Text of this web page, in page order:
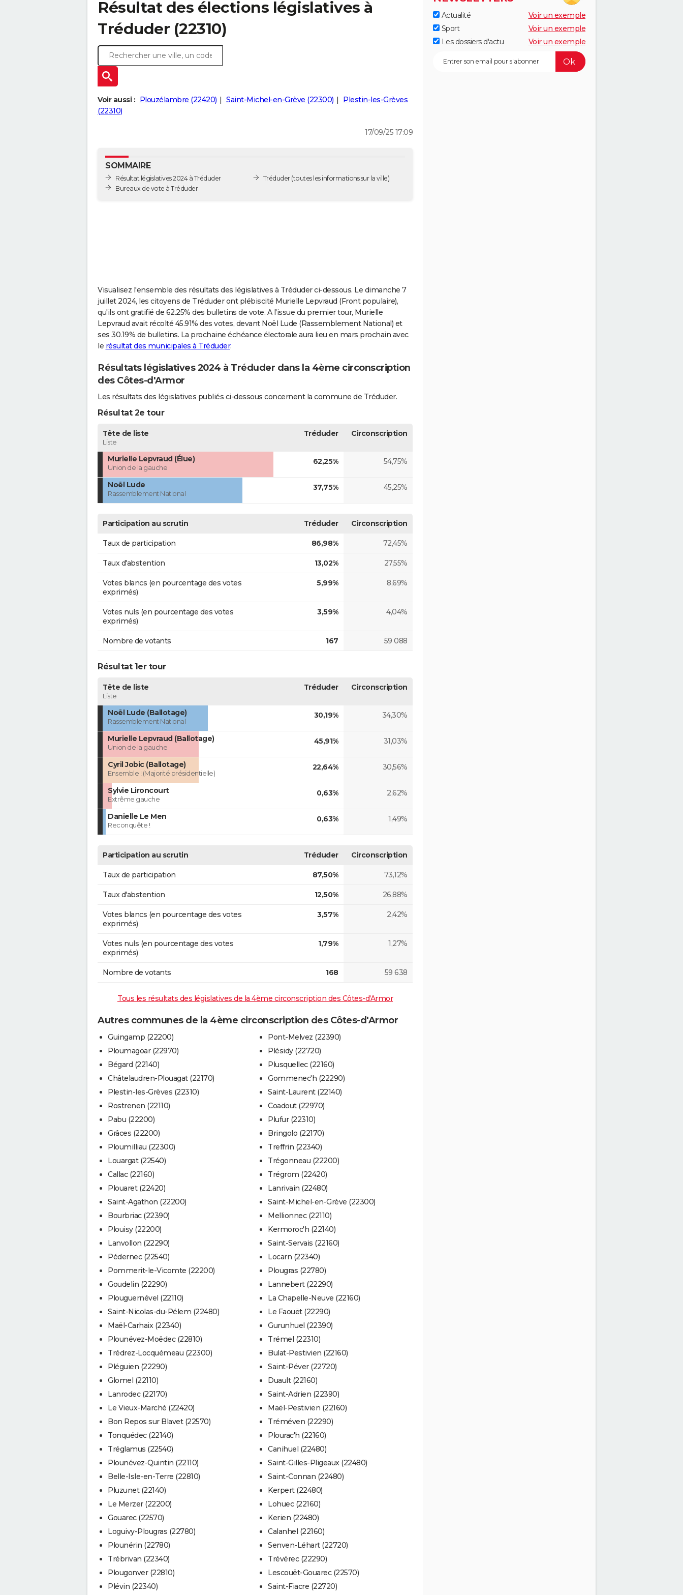
Résultat des élections législatives à
Tréduder (22310)
Voir aussi : Plouzélambre (22420) Saint-Michel-en-Grève (22300)
Plestin-les-Grèves
(22310)
17/09/25 17:09
SOMMAIRE
Résultat législatives 2024 à Tréduder
Bureaux de vote à Tréduder
Tréduder(toutes les informations sur la ville)
Visualisez l'ensemble des résultats des législatives à Tréduder ci-dessous. Le dimanche 7
juillet 2024, les citoyens de Tréduder ont plébiscité Murielle Lepvraud (Front populaire),
qu'ils ont gratifié de 62.25% des bulletins de vote. A l'issue du premier tour, Murielle
Lepvraud avait récolté 45.91% des votes, devant Noël Lude (Rassemblement National) et
ses 30.19% de bulletins. La prochaine échéance électorale aura lieu en mars prochain avec
le résultat des municipales à Tréduder.
Résultats législatives 2024 à Tréduder dans la 4ème circonscription
des Côtes-d'Armor
Les résultats des législatives publiés ci-dessous concernent la commune de Tréduder.
Résultat 2e tour
Tête de liste
Liste
Tréduder Circonscription
Murielle Lepvraud (Élue)
Union de la gauche
62,25% 54,75%
Noël Lude
Rassemblement National
37,75% 45,25%
Participation au scrutin Tréduder Circonscription
Taux de participation 86,98% 72,45%
Taux d'abstention 13,02% 27,55%
Votes blancs (en pourcentage des votes
exprimés)
5,99% 8,69%
Votes nuls (en pourcentage des votes
exprimés)
3,59% 4,04%
Nombre de votants 167 59 088
Résultat 1er tour
Tête de liste
Liste
Tréduder Circonscription
Noël Lude (Ballotage)
Rassemblement National
30,19% 34,30%
Murielle Lepvraud (Ballotage)
Union de la gauche
45,91% 31,03%
Cyril Jobic (Ballotage)
Ensemble ! (Majorité présidentielle)
22,64% 30,56%
Sylvie Lironcourt
Extrême gauche
0,63% 2,62%
Danielle Le Men
Reconquête !
0,63% 1,49%
Participation au scrutin Tréduder Circonscription
Taux de participation 87,50% 73,12%
Taux d'abstention 12,50% 26,88%
Votes blancs (en pourcentage des votes
exprimés)
3,57% 2,42%
Votes nuls (en pourcentage des votes
exprimés)
1,79% 1,27%
Nombre de votants 168 59 638
Tous les résultats des législatives de la 4ème circonscription des Côtes-d'Armor
Autres communes de la 4ème circonscription des Côtes-d'Armor
Guingamp (22200)
Ploumagoar (22970)
Bégard (22140)
Châtelaudren-Plouagat (22170)
Plestin-les-Grèves (22310)
Rostrenen (22110)
Pabu (22200)
Grâces (22200)
Ploumilliau (22300)
Louargat (22540)
Callac (22160)
Plouaret (22420)
Saint-Agathon (22200)
Bourbriac (22390)
Plouisy (22200)
Lanvollon (22290)
Pédernec (22540)
Pommerit-le-Vicomte (22200)
Goudelin (22290)
Plouguernével (22110)
Saint-Nicolas-du-Pélem (22480)
Maël-Carhaix (22340)
Plounévez-Moëdec (22810)
Trédrez-Locquémeau (22300)
Pléguien (22290)
Glomel (22110)
Lanrodec (22170)
Le Vieux-Marché (22420)
Bon Repos sur Blavet (22570)
Tonquédec (22140)
Tréglamus (22540)
Plounévez-Quintin (22110)
Belle-Isle-en-Terre (22810)
Pluzunet (22140)
Le Merzer (22200)
Gouarec (22570)
Loguivy-Plougras (22780)
Plounérin (22780)
Trébrivan (22340)
Plougonver (22810)
Plévin (22340)
Pont-Melvez (22390)
Plésidy (22720)
Plusquellec (22160)
Gommenec'h (22290)
Saint-Laurent (22140)
Coadout (22970)
Plufur (22310)
Bringolo (22170)
Treffrin (22340)
Trégonneau (22200)
Trégrom (22420)
Lanrivain (22480)
Saint-Michel-en-Grève (22300)
Mellionnec (22110)
Kermoroc'h (22140)
Saint-Servais (22160)
Locarn (22340)
Plougras (22780)
Lannebert (22290)
La Chapelle-Neuve (22160)
Le Faouët (22290)
Gurunhuel (22390)
Trémel (22310)
Bulat-Pestivien (22160)
Saint-Péver (22720)
Duault (22160)
Saint-Adrien (22390)
Maël-Pestivien (22160)
Tréméven (22290)
Plourac'h (22160)
Canihuel (22480)
Saint-Gilles-Pligeaux (22480)
Saint-Connan (22480)
Kerpert (22480)
Lohuec (22160)
Kerien (22480)
Calanhel (22160)
Senven-Léhart (22720)
Trévérec (22290)
Lescouët-Gouarec (22570)
Saint-Fiacre (22720)
Actualité
Voir un exemple
Sport
Voir un exemple
Les dossiers d'actu
Voir un exemple